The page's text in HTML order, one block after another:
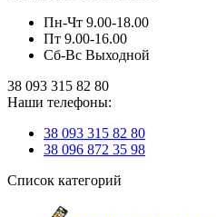
Пн-Чт 9.00-18.00
Пт 9.00-16.00
Сб-Вс Выходной
38 093 315 82 80
Наши телефоны:
38 093 315 82 80
38 096 872 35 98
Список категорий